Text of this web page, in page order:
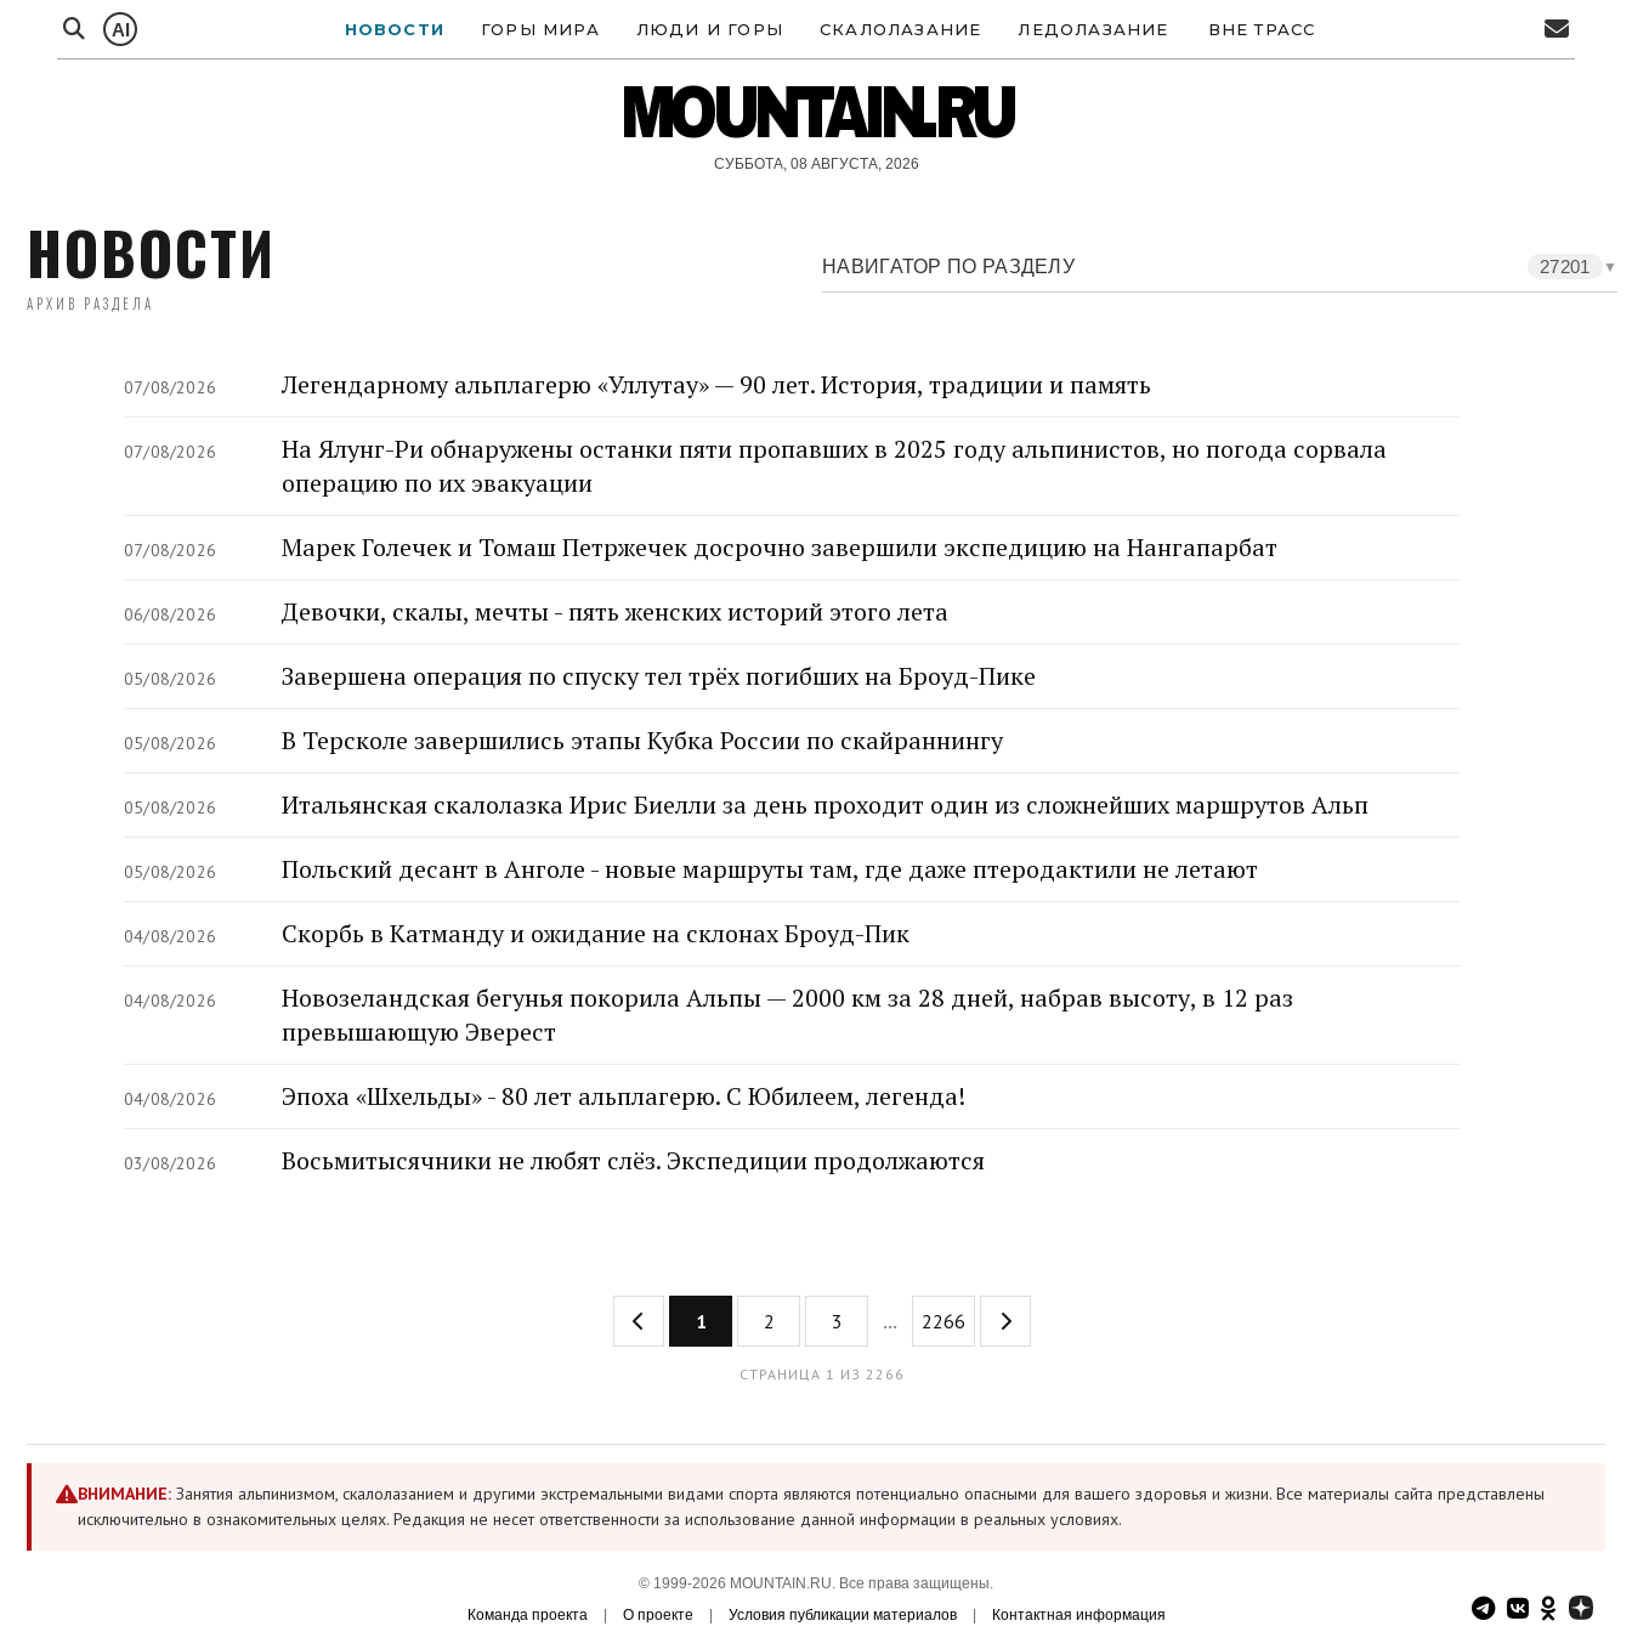
AI НОВОСТИ ГОРЫ МИРА ЛЮДИ И ГОРЫ СКАЛОЛАЗАНИЕ ЛЕДОЛАЗАНИЕ ВНЕ ТРАСС
MOUNTAIN.RU
СУББОТА, 08 АВГУСТА, 2026
НОВОСТИ
АРХИВ РАЗДЕЛА
НАВИГАТОР ПО РАЗДЕЛУ 27201 ▼
07/08/2026 Легендарному альплагерю «Уллутау» — 90 лет. История, традиции и память
07/08/2026
На Ялунг-Ри обнаружены останки пяти пропавших в 2025 году альпинистов, но погода сорвала
операцию по их эвакуации
07/08/2026 Марек Голечек и Томаш Петржечек досрочно завершили экспедицию на Нангапарбат
06/08/2026 Девочки, скалы, мечты - пять женских историй этого лета
05/08/2026 Завершена операция по спуску тел трёх погибших на Броуд-Пике
05/08/2026 В Терсколе завершились этапы Кубка России по скайраннингу
05/08/2026 Итальянская скалолазка Ирис Биелли за день проходит один из сложнейших маршрутов Альп
05/08/2026 Польский десант в Анголе - новые маршруты там, где даже птеродактили не летают
04/08/2026 Скорбь в Катманду и ожидание на склонах Броуд-Пик
04/08/2026
Новозеландская бегунья покорила Альпы — 2000 км за 28 дней, набрав высоту, в 12 раз
превышающую Эверест
04/08/2026 Эпоха «Шхельды» - 80 лет альплагерю. С Юбилеем, легенда!
03/08/2026 Восьмитысячники не любят слёз. Экспедиции продолжаются
1 2 3 ... 2266
СТРАНИЦА 1 ИЗ 2266
ВНИМАНИЕ: Занятия альпинизмом, скалолазанием и другими экстремальными видами спорта являются потенциально опасными для вашего здоровья и жизни. Все материалы сайта представлены
исключительно в ознакомительных целях. Редакция не несет ответственности за использование данной информации в реальных условиях.
© 1999-2026 MOUNTAIN.RU. Все права защищены.
Команда проекта
О проекте Условия публикации материалов Контактная информация